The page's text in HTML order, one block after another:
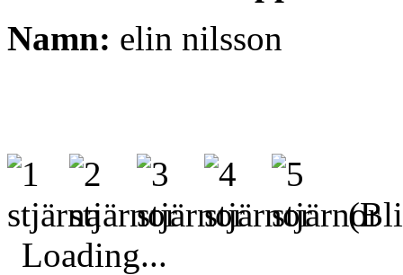
Namn: elin nilsson
(Bli
Loading...